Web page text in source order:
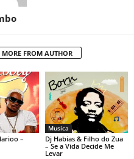
MORE FROM AUTHOR
–
Musica
Dj Habias & Filho do Zua
– Se a Vida Decide Me
Levar